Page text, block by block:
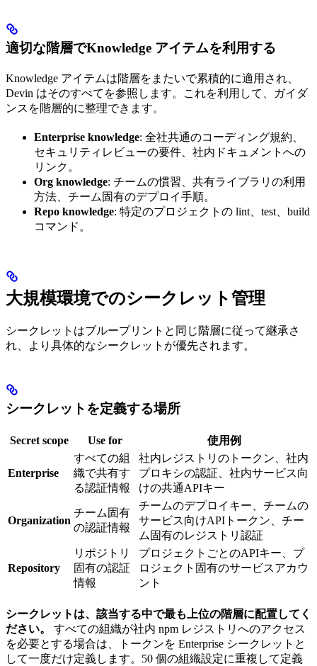
適切な階層でKnowledge アイテムを利用する
Knowledge アイテムは階層をまたいで累積的に適用され、
Devin はそのすべてを参照します。これを利用して、ガイダ
ンスを階層的に整理できます。
Enterprise knowledge: 全社共通のコーディング規約、
セキュリティレビューの要件、社内ドキュメントへの
リンク。
Org knowledge: チームの慣習、共有ライブラリの利用
方法、チーム固有のデプロイ手順。
Repo knowledge: 特定のプロジェクトの lint、test、build
コマンド。
大規模環境でのシークレット管理
シークレットはブループリントと同じ階層に従って継承さ
れ、より具体的なシークレットが優先されます。
シークレットを定義する場所
Secret scope Use for 使用例
Enterprise
すべての組
織で共有す
る認証情報
社内レジストリのトークン、社内
プロキシの認証、社内サービス向
けの共通APIキー
Organization
チーム固有
の認証情報
チームのデプロイキー、チームの
サービス向けAPIトークン、チー
ム固有のレジストリ認証
Repository
リポジトリ
固有の認証
情報
プロジェクトごとのAPIキー、プ
ロジェクト固有のサービスアカウ
ント
シークレットは、該当する中で最も上位の階層に配置してく
ださい。
すべての組織が社内 npm レジストリへのアクセス
を必要とする場合は、トークンを Enterprise シークレットと
して一度だけ定義します。50 個の組織設定に重複して定義